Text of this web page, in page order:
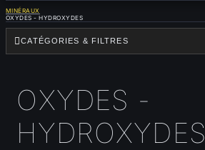
MINÉRAUX
OXYDES - HYDROXYDES
CATÉGORIES & FILTRES
OXYDES -
HYDROXYDES